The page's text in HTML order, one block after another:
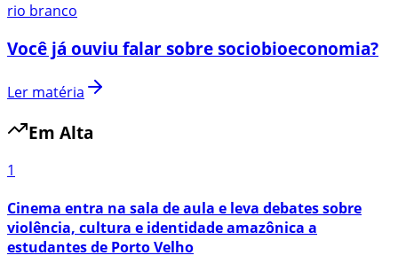
rio branco
Você já ouviu falar sobre sociobioeconomia?
Ler matéria
Em Alta
1
Cinema entra na sala de aula e leva debates sobre
violência, cultura e identidade amazônica a
estudantes de Porto Velho